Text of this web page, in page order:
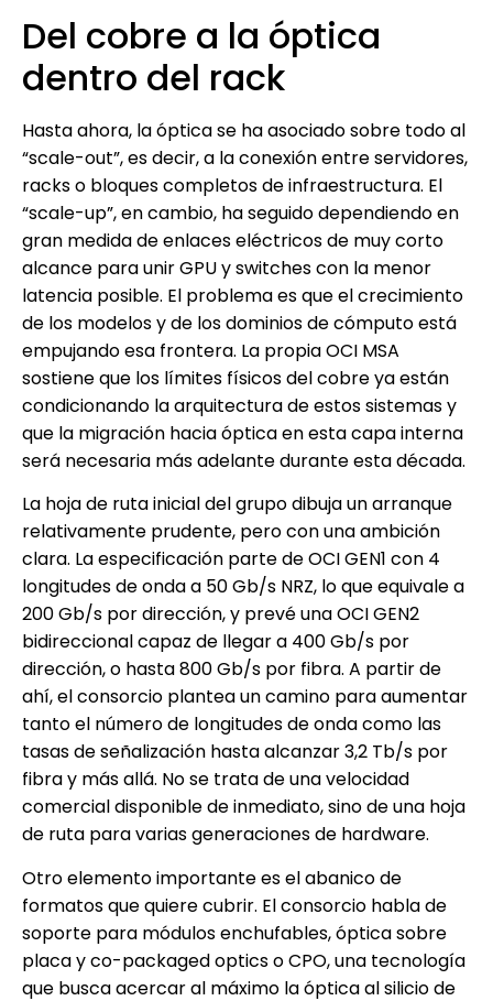
Del cobre a la óptica
dentro del rack
Hasta ahora, la óptica se ha asociado sobre todo al
“scale-out”, es decir, a la conexión entre servidores,
racks o bloques completos de infraestructura. El
“scale-up”, en cambio, ha seguido dependiendo en
gran medida de enlaces eléctricos de muy corto
alcance para unir GPU y switches con la menor
latencia posible. El problema es que el crecimiento
de los modelos y de los dominios de cómputo está
empujando esa frontera. La propia OCI MSA
sostiene que los límites físicos del cobre ya están
condicionando la arquitectura de estos sistemas y
que la migración hacia óptica en esta capa interna
será necesaria más adelante durante esta década.
La hoja de ruta inicial del grupo dibuja un arranque
relativamente prudente, pero con una ambición
clara. La especificación parte de OCI GEN1 con 4
longitudes de onda a 50 Gb/s NRZ, lo que equivale a
200 Gb/s por dirección, y prevé una OCI GEN2
bidireccional capaz de llegar a 400 Gb/s por
dirección, o hasta 800 Gb/s por fibra. A partir de
ahí, el consorcio plantea un camino para aumentar
tanto el número de longitudes de onda como las
tasas de señalización hasta alcanzar 3,2 Tb/s por
fibra y más allá. No se trata de una velocidad
comercial disponible de inmediato, sino de una hoja
de ruta para varias generaciones de hardware.
Otro elemento importante es el abanico de
formatos que quiere cubrir. El consorcio habla de
soporte para módulos enchufables, óptica sobre
placa y co-packaged optics o CPO, una tecnología
que busca acercar al máximo la óptica al silicio de